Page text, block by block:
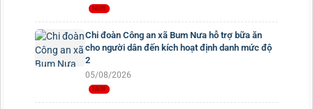
Chi đoàn Công an xã Bum Nưa hỗ trợ bữa ăn
cho người dân đến kích hoạt định danh mức độ
2
05/08/2026